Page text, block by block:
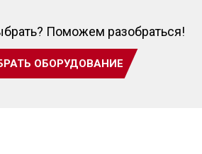
Поможем разобраться!
ОБОРУДОВАНИЕ